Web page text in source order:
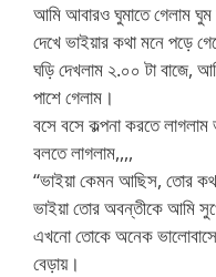
আমি আবারও ঘুমাতে গেলাম ঘুম
দেখে ভাইয়ার কথা মনে পড়ে
ঘড়ি দেখলাম ২.০০ টা বাজে,
পাশে গেলাম।
বসে বসে কল্পনা করতে
বলতে লাগলাম,,,,
“ভাইয়া কেমন আছিস, তোর
ভাইয়া তোর অবন্তীকে আমি
এখনো তোকে অনেক
বেড়ায়।